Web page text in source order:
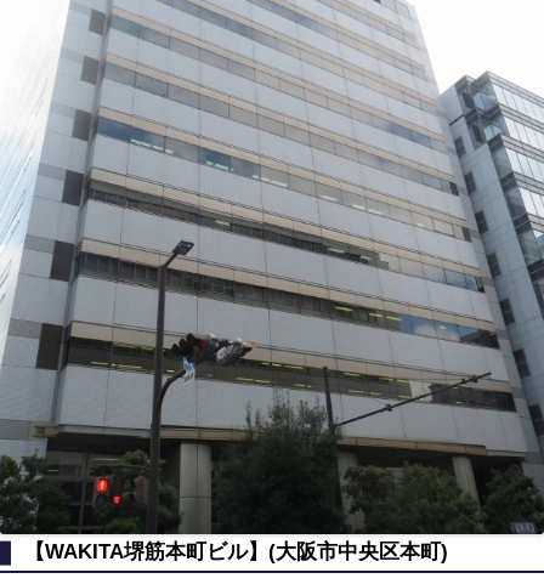
【WAKITA堺筋本町ビル】(大阪市中央区本町)